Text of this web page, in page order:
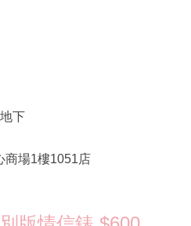
下
商場1樓1051店